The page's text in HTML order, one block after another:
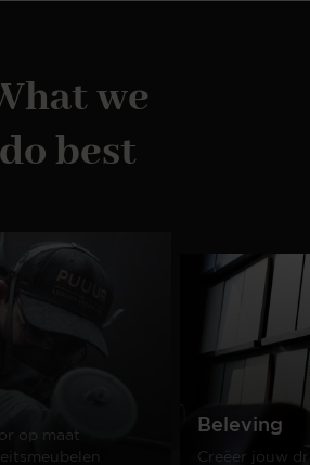
we
do best
op maat
Beleving
Creëer jouw